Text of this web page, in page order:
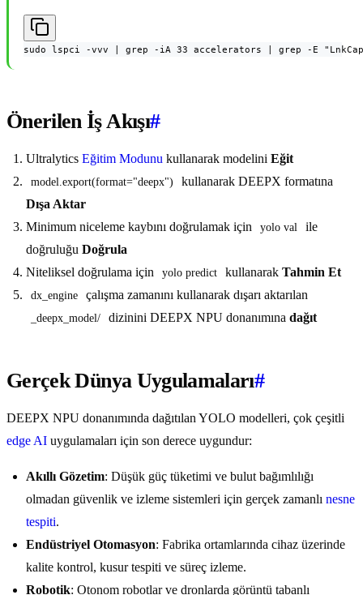
sudo lspci -vvv | grep -iA 33 accelerators | grep -E
Önerilen İş Akışı#
Ultralytics Eğitim Modunu kullanarak modelini Eğit
model.export(format="deepx")
kullanarak DEEPX formatına
Dışa Aktar
Minimum niceleme kaybını doğrulamak için
yolo val
ile
doğruluğu Doğrula
Niteliksel doğrulama için
yolo predict kullanarak Tahmin Et
dx_engine çalışma zamanını kullanarak dışarı aktarılan
_deepx_model/ dizinini DEEPX NPU donanımına dağıt
Gerçek Dünya Uygulamaları#
DEEPX NPU donanımında dağıtılan YOLO modelleri, çok çeşitli
edge AI uygulamaları için son derece uygundur:
Akıllı Gözetim: Düşük güç tüketimi ve bulut bağımlılığı
olmadan güvenlik ve izleme sistemleri için gerçek zamanlı nesne
tespiti.
Endüstriyel Otomasyon: Fabrika ortamlarında cihaz üzerinde
kalite kontrol, kusur tespiti ve süreç izleme.
Robotik: Otonom robotlar ve dronlarda görüntü tabanlı